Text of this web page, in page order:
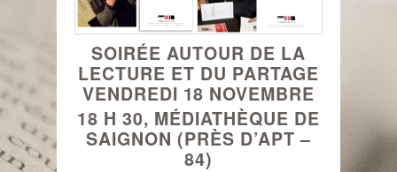
SOIRÉE AUTOUR DE LA
LECTURE ET DU PARTAGE
VENDREDI 18 NOVEMBRE
18 H 30, MÉDIATHÈQUE DE
SAIGNON (PRÈS D’APT –
84)